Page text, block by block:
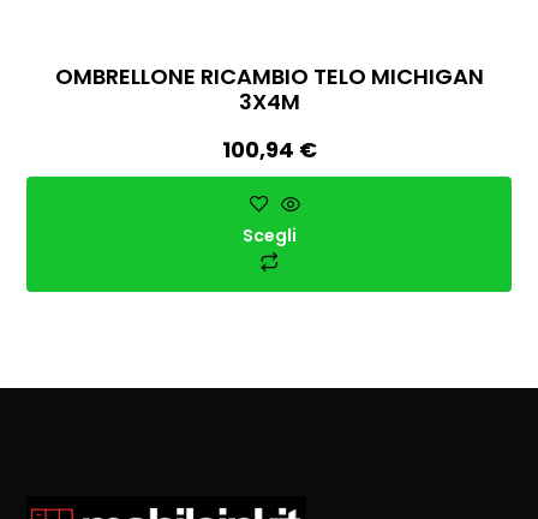
OMBRELLONE RICAMBIO TELO MICHIGAN
3X4M
100,94 €
Scegli